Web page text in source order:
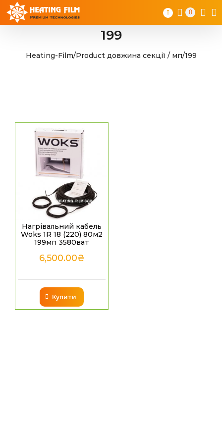
Skip
0
199
Heating-Film/Product довжина секції / мп/199
Нагрівальний кабель
Woks 1R 18 (220) 80м2
199мп 3580ват
6,500.00₴
Купити